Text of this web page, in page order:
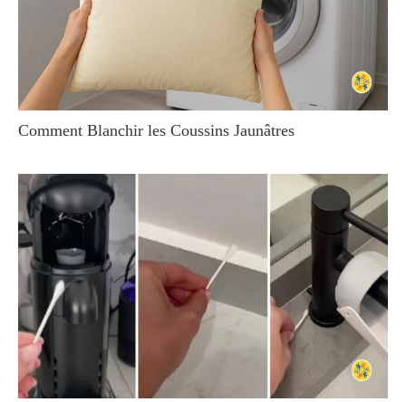
Comment Blanchir les Coussins Jaunâtres